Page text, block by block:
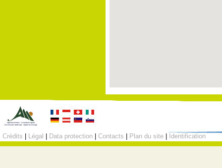
Crédits Légal Data protection Contacts Plan du site Identification